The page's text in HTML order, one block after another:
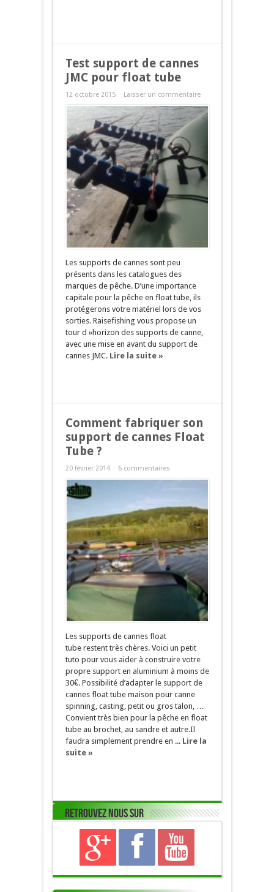
Test support de cannes
JMC pour float tube
12 octobre 2015 Laisser un commentaire
Les supports de cannes sont peu
présents dans les catalogues des
marques de pêche. D’une importance
capitale pour la pêche en float tube, ils
protégerons votre matériel lors de vos
sorties. Raisefishing vous propose un
tour d »horizon des supports de canne,
avec une mise en avant du support de
cannes JMC. Lire la suite »
Comment fabriquer son
support de cannes Float
Tube ?
20 février 2014 6 commentaires
Les supports de cannes float
tube restent très chères. Voici un petit
tuto pour vous aider à construire votre
propre support en aluminium à moins de
30€. Possibilité d’adapter le support de
cannes float tube maison pour canne
spinning, casting, petit ou gros talon, …
Convient très bien pour la pêche en float
tube au brochet, au sandre et autre.Il
faudra simplement prendre en ... Lire la
suite »
Retrouvez nous sur